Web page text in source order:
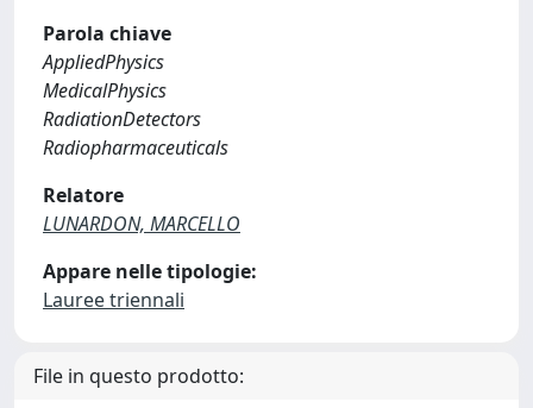
Parola chiave
AppliedPhysics
MedicalPhysics
RadiationDetectors
Radiopharmaceuticals
Relatore
LUNARDON, MARCELLO
Appare nelle tipologie:
Lauree triennali
File in questo prodotto: